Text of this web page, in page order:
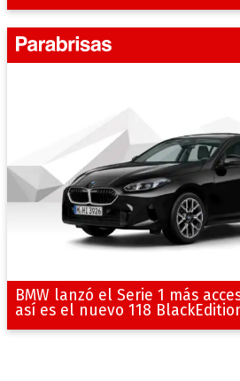
BMW lanzó el Serie 1 más
así es el nuevo 118